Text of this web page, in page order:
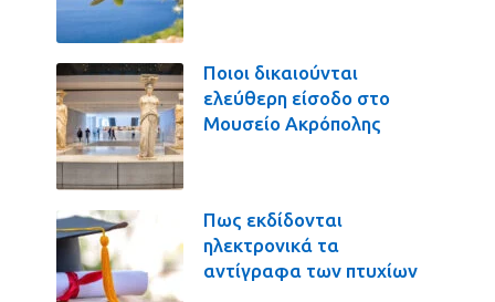
Ποιοι δικαιούνται
ελεύθερη είσοδο στο
Μουσείο Ακρόπολης
Πως εκδίδονται
ηλεκτρονικά τα
αντίγραφα των πτυχίων